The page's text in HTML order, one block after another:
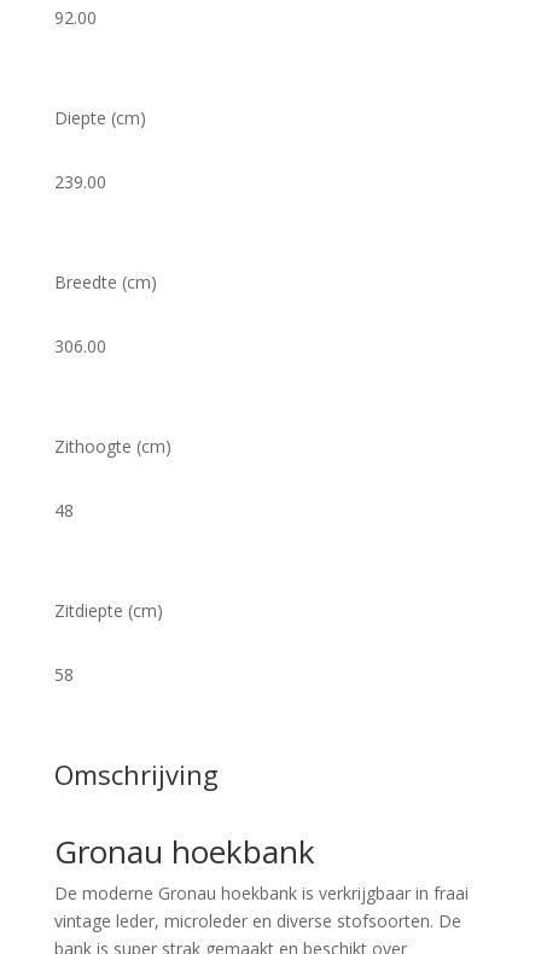
92.00
Diepte (cm)
239.00
Breedte (cm)
306.00
Zithoogte (cm)
48
Zitdiepte (cm)
58
Omschrijving
Gronau hoekbank
De moderne Gronau hoekbank is verkrijgbaar in fraai
vintage leder, microleder en diverse stofsoorten. De
bank is super strak gemaakt en beschikt over